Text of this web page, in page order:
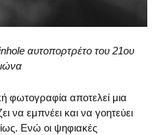
αυτοπορτρέτο του 21ου
φωτογραφία αποτελεί μια
να εμπνέει και να γοητεύει
Ενώ οι ψηφιακές